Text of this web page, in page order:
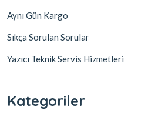
Aynı Gün Kargo
Sıkça Sorulan Sorular
Yazıcı Teknik Servis Hizmetleri
Kategoriler